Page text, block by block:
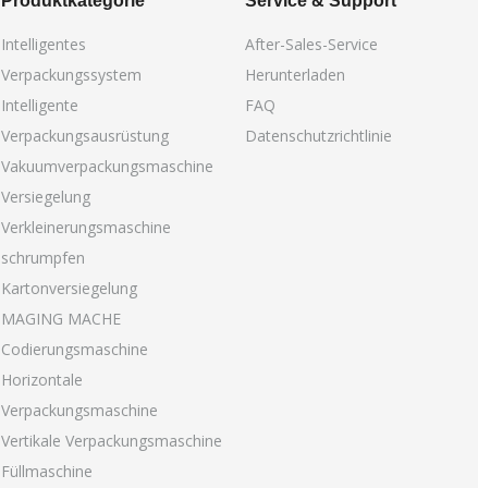
Intelligentes
Verpackungssystem
Intelligente
Verpackungsausrüstung
Vakuumverpackungsmaschine
Versiegelung
Verkleinerungsmaschine
schrumpfen
Kartonversiegelung
MAGING MACHE
Codierungsmaschine
Horizontale
Verpackungsmaschine
Vertikale Verpackungsmaschine
Füllmaschine
After-Sales-Service
Herunterladen
FAQ
Datenschutzrichtlinie